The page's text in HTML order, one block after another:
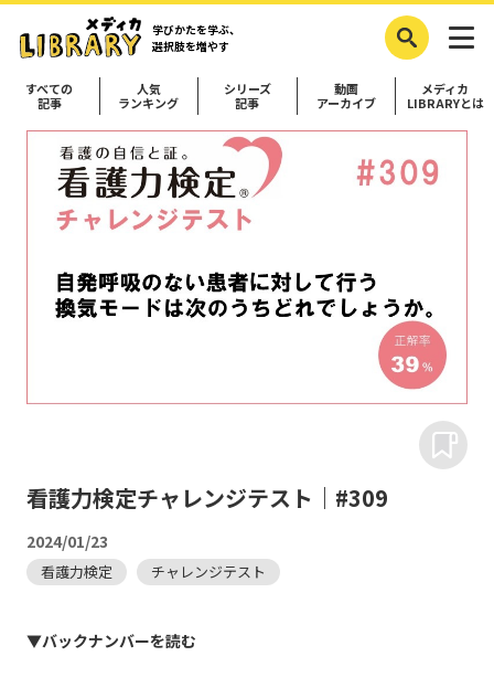
学びかたを学ぶ、
選択肢を増やす
すべての
記事
人気
ランキング
シリーズ
記事
動画
アーカイブ
メディカ
LIBRARYとは
看護力検定チャレンジテスト｜#309
2024/01/23
看護力検定 チャレンジテスト
▼バックナンバーを読む